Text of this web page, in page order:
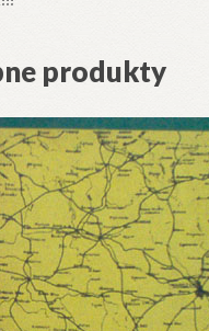
produkty